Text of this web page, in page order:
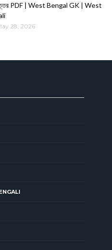
উত্তর PDF | West Bengal GK | West
28, 2026